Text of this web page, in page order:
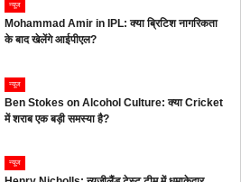
न्यूज
Mohammad Amir in IPL: क्या ब्रिटिश नागरिकता
के बाद खेलेंगे आईपीएल?
न्यूज
Ben Stokes on Alcohol Culture: क्या Cricket
में शराब एक बड़ी समस्या है?
न्यूज